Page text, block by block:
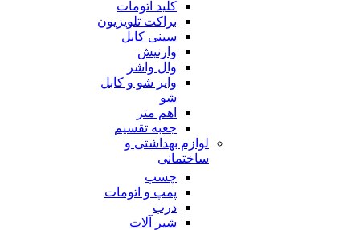
کلید اتومات
براکت تلویزیون
سینی کابل
وارنیش
وال واشر
وایر شو و کابل
شو
اهم متر
جعبه تقسیم
لوازم بهداشتی و
ساختمانی
چسب
پمپ و اتومات
درب
شیر آلات